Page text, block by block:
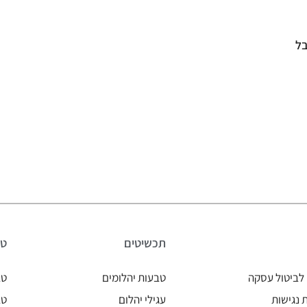
עסקה
נגישות
תכשיטים
טבעות יהלומים
עגילי יהלום